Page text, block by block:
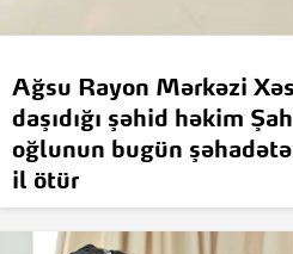
Ağsu Rayon Mərkəzi
daşıdığı şəhid həkim
oğlunun bugün
il ötür